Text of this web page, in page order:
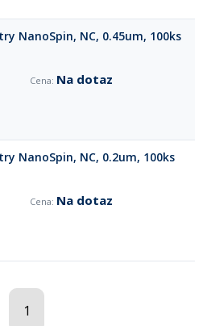
NanoSpin, NC, 0.45um, 100ks
Na dotaz
NanoSpin, NC, 0.2um, 100ks
Na dotaz
1